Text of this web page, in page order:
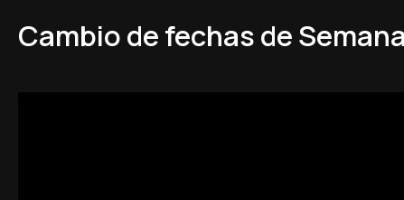
Cambio de fechas de